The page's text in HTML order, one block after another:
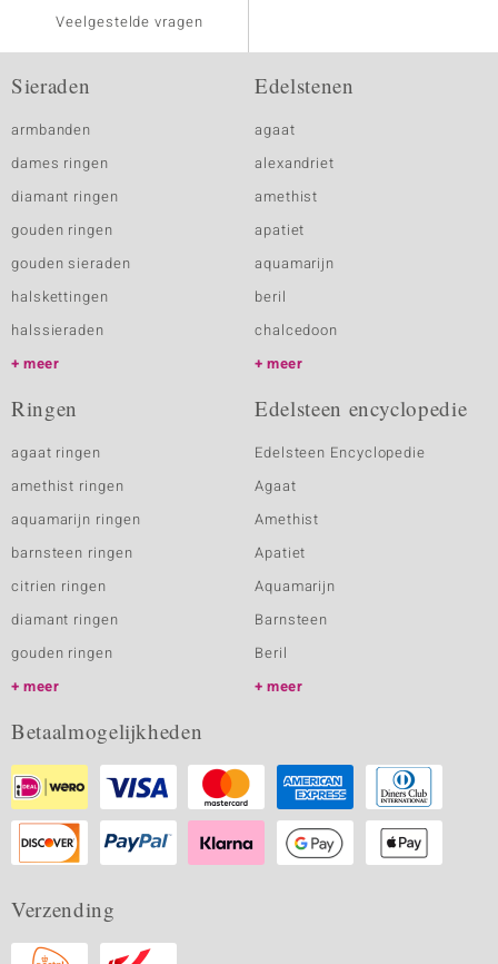
Veelgestelde vragen
Sieraden
armbanden
dames ringen
diamant ringen
gouden ringen
gouden sieraden
halskettingen
halssieraden
meer
Edelstenen
agaat
alexandriet
amethist
apatiet
aquamarijn
beril
chalcedoon
meer
Ringen
agaat ringen
amethist ringen
aquamarijn ringen
barnsteen ringen
citrien ringen
diamant ringen
gouden ringen
meer
Edelsteen encyclopedie
Edelsteen Encyclopedie
Agaat
Amethist
Apatiet
Aquamarijn
Barnsteen
Beril
meer
Betaalmogelijkheden
Verzending